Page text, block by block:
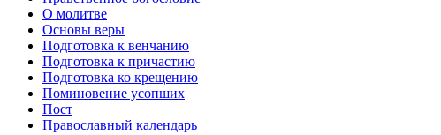
О молитве
Основы веры
Подготовка к венчанию
Подготовка к причастию
Подготовка ко крещению
Поминовение усопших
Пост
Православный календарь